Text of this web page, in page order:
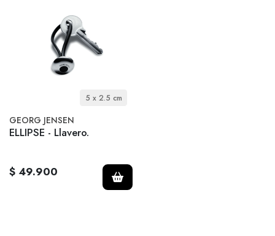
5 x 2.5 cm
GEORG JENSEN
ELLIPSE - Llavero.
$ 49.900